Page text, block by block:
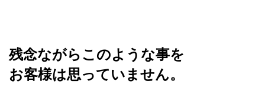
残念ながらこのような事を
お客様は思っていません。